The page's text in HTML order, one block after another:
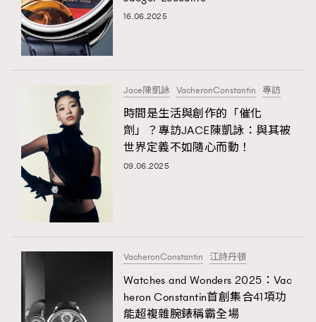
TRENDING
AFrenchMind
EmpowerF
FashionWeek
16.06.2025
Jace陳凱詠 VacheronConstantin 專訪
時間是生活與創作的「催化
劑」？專訪JACE陳凱詠：與其被
世界定義不如隨心而動！
09.06.2025
VacheronConstantin 江詩丹頓
Watches and Wonders 2025：Vac
heron Constantin首創集合41項功
能超複雜腕錶稱霸全場